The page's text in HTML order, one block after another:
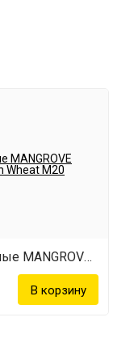
Дрожжи пивные MANGROVE JACK'S Bavarian Wheat M20